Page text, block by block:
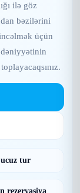
ilə göz
bəzilərini
üçün
tur
rezervasiya